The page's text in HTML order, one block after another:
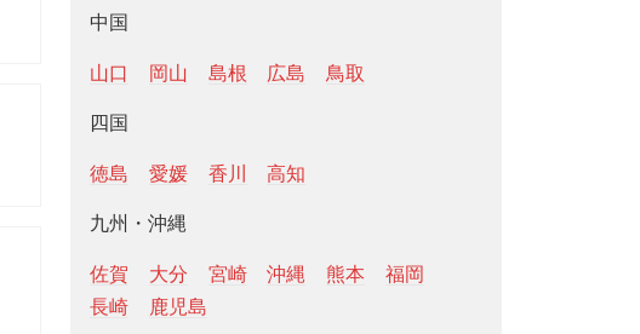
中国
山口 岡山 島根 広島 鳥取
四国
徳島 愛媛 香川 高知
九州・沖縄
佐賀 大分 宮崎 沖縄 熊本
福岡
長崎
鹿児島